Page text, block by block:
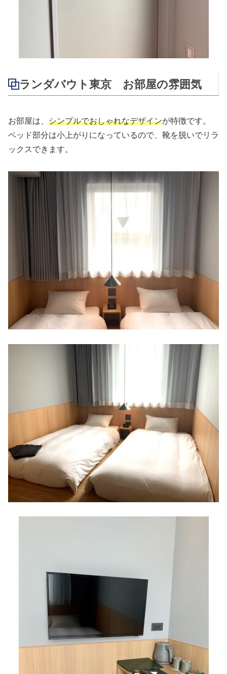
ランダバウト東京 お部屋の雰囲気
お部屋は、 シンプルでおしゃれなデザインが特徴です。
ベッド部分は小上がりになっているので、靴を脱いでリラ
ックスできます。